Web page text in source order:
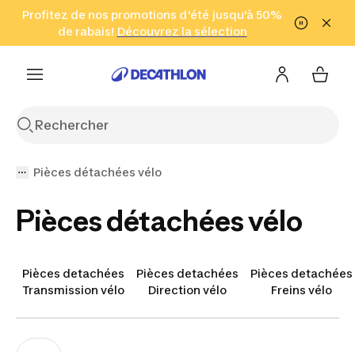
Aller à la recherche Aller au contenu Aller au pied de
Profitez de nos promotions d'été jusqu'à 50%
de rabais! Découvrez la sélection
Cliquez ici
en seulement 2 h!
(Zones sélectionnées)
Pièces détachées vélo
Pièces détachées vélo
Pièces detachées
Transmission vélo
Pièces detachées
Direction vélo
Pièces detachées
Freins vélo